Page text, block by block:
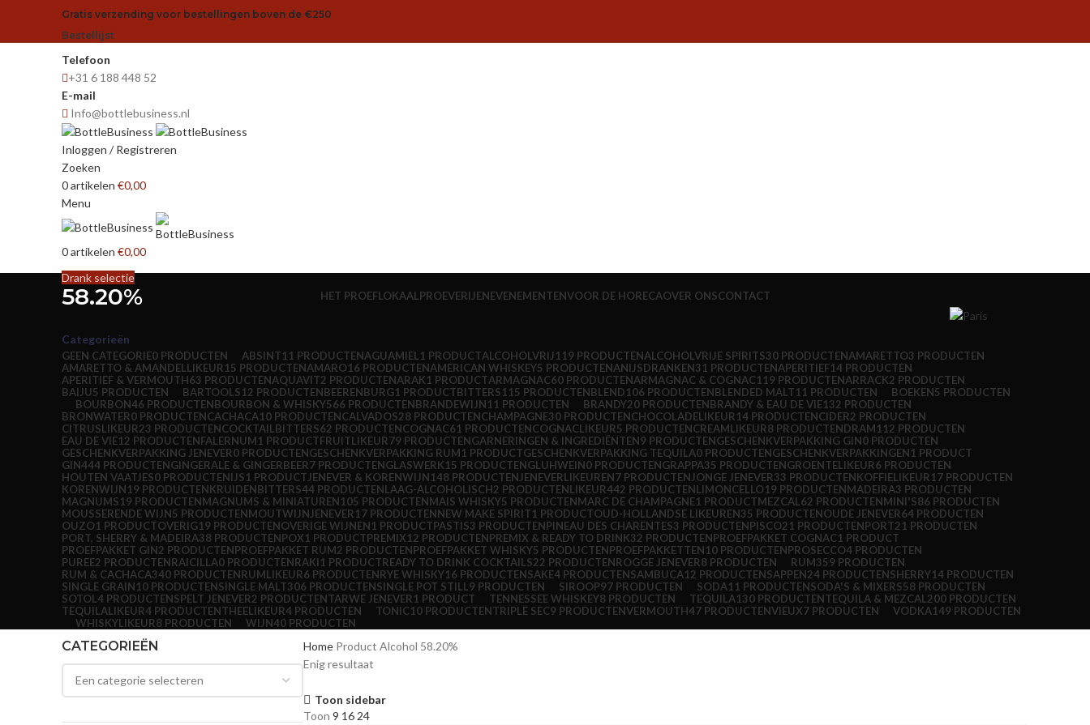
Gratis verzending voor bestellingen boven de €250
Bestellijst
Telefoon
+31 6 188 448 52
E-mail
Info@bottlebusiness.nl
Inloggen / Registreren
Zoeken
0artikelen €0,00
Menu
0artikelen €0,00
Drank selectie
HET PROEFLOKAALPROEVERIJENEVENEMENTENVOOR DE HORECAOVER ONSCONTACT
58.20%
Categorieën
GEEN CATEGORIE0 PRODUCTEN ABSINT11 PRODUCTENAGUAMIEL1 PRODUCTALCOHOLVRIJ119 PRODUCTENALCOHOLVRIJE SPIRITS30 PRODUCTENAMARETTO3 PRODUCTEN
AMARETTO & AMANDELLIKEUR15 PRODUCTENAMARO16 PRODUCTENAMERICAN WHISKEY5 PRODUCTENANIJSDRANKEN31 PRODUCTENAPERITIEF14 PRODUCTEN
APERITIEF & VERMOUTH63 PRODUCTENAQUAVIT2 PRODUCTENARAK1 PRODUCTARMAGNAC60 PRODUCTENARMAGNAC & COGNAC119 PRODUCTENARRACK2 PRODUCTEN
BAIJU5 PRODUCTEN BARTOOLS12 PRODUCTENBEERENBURG1 PRODUCTBITTERS115 PRODUCTENBLEND106 PRODUCTENBLENDED MALT11 PRODUCTEN BOEKEN5 PRODUCTEN
BOURBON46 PRODUCTENBOURBON & WHISKY566 PRODUCTENBRANDEWIJN11 PRODUCTEN BRANDY20 PRODUCTENBRANDY & EAU DE VIE132 PRODUCTEN
BRONWATER0 PRODUCTENCACHACA10 PRODUCTENCALVADOS28 PRODUCTENCHAMPAGNE30 PRODUCTENCHOCOLADELIKEUR14 PRODUCTENCIDER2 PRODUCTEN
CITRUSLIKEUR23 PRODUCTENCOCKTAILBITTERS62 PRODUCTENCOGNAC61 PRODUCTENCOGNACLIKEUR5 PRODUCTENCREAMLIKEUR8 PRODUCTENDRAM112 PRODUCTEN
EAU DE VIE12 PRODUCTENFALERNUM1 PRODUCTFRUITLIKEUR79 PRODUCTENGARNERINGEN & INGREDIËNTEN9 PRODUCTENGESCHENKVERPAKKING GIN0 PRODUCTEN
GESCHENKVERPAKKING JENEVER0 PRODUCTENGESCHENKVERPAKKING RUM1 PRODUCTGESCHENKVERPAKKING TEQUILA0 PRODUCTENGESCHENKVERPAKKINGEN1 PRODUCT
GIN444 PRODUCTENGINGERALE & GINGERBEER7 PRODUCTENGLASWERK15 PRODUCTENGLUHWEIN0 PRODUCTENGRAPPA35 PRODUCTENGROENTELIKEUR6 PRODUCTEN
HOUTEN VAATJES0 PRODUCTENIJS1 PRODUCTJENEVER & KORENWIJN148 PRODUCTENJENEVERLIKEUREN7 PRODUCTENJONGE JENEVER33 PRODUCTENKOFFIELIKEUR17 PRODUCTEN
KORENWIJN19 PRODUCTENKRUIDENBITTERS44 PRODUCTENLAAG-ALCOHOLISCH2 PRODUCTENLIKEUR442 PRODUCTENLIMONCELLO19 PRODUCTENMADEIRA3 PRODUCTEN
MAGNUMS19 PRODUCTENMAGNUMS & MINIATUREN105 PRODUCTENMAIS WHISKY5 PRODUCTENMARC DE CHAMPAGNE1 PRODUCTMEZCAL62 PRODUCTENMINI'S86 PRODUCTEN
MOUSSERENDE WIJN5 PRODUCTENMOUTWIJNJENEVER17 PRODUCTENNEW MAKE SPIRIT1 PRODUCTOUD-HOLLANDSE LIKEUREN35 PRODUCTENOUDE JENEVER64 PRODUCTEN
OUZO1 PRODUCTOVERIG19 PRODUCTENOVERIGE WIJNEN1 PRODUCTPASTIS3 PRODUCTENPINEAU DES CHARENTES3 PRODUCTENPISCO21 PRODUCTENPORT21 PRODUCTEN
PORT, SHERRY & MADEIRA38 PRODUCTENPOX1 PRODUCTPREMIX12 PRODUCTENPREMIX & READY TO DRINK32 PRODUCTENPROEFPAKKET COGNAC1 PRODUCT
PROEFPAKKET GIN2 PRODUCTENPROEFPAKKET RUM2 PRODUCTENPROEFPAKKET WHISKY5 PRODUCTENPROEFPAKKETTEN10 PRODUCTENPROSECCO4 PRODUCTEN
PUREE2 PRODUCTENRAICILLA0 PRODUCTENRAKI1 PRODUCTREADY TO DRINK COCKTAILS22 PRODUCTENROGGE JENEVER8 PRODUCTEN RUM359 PRODUCTEN
RUM & CACHACA340 PRODUCTENRUMLIKEUR6 PRODUCTENRYE WHISKY16 PRODUCTENSAKE4 PRODUCTENSAMBUCA12 PRODUCTENSAPPEN24 PRODUCTENSHERRY14 PRODUCTEN
SINGLE GRAIN10 PRODUCTENSINGLE MALT306 PRODUCTENSINGLE POT STILL9 PRODUCTEN SIROOP97 PRODUCTEN SODA11 PRODUCTENSODA'S & MIXERS58 PRODUCTEN
SOTOL4 PRODUCTENSPELT JENEVER2 PRODUCTENTARWE JENEVER1 PRODUCT TENNESSEE WHISKEY8 PRODUCTEN TEQUILA130 PRODUCTENTEQUILA & MEZCAL200 PRODUCTEN
TEQUILALIKEUR4 PRODUCTENTHEELIKEUR4 PRODUCTEN TONIC10 PRODUCTENTRIPLE SEC9 PRODUCTENVERMOUTH47 PRODUCTENVIEUX7 PRODUCTEN VODKA149 PRODUCTEN
WHISKYLIKEUR8 PRODUCTEN WIJN40 PRODUCTEN
CATEGORIEËN Home Product Alcohol 58.20%
Enig resultaat
Toon sidebar
Toon 9 1624